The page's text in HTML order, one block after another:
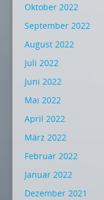
Oktober 2022
September 2022
August 2022
Juli 2022
Juni 2022
Mai 2022
April 2022
März 2022
Februar 2022
Januar 2022
Dezember 2021